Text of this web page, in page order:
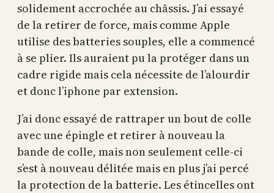
solidement accrochée au châssis. J’ai essayé
de la retirer de force, mais comme Apple
utilise des batteries souples, elle a commencé
à se plier. Ils auraient pu la protéger dans un
cadre rigide mais cela nécessite de l’alourdir
et donc l’iphone par extension.
J’ai donc essayé de rattraper un bout de colle
avec une épingle et retirer à nouveau la
bande de colle, mais non seulement celle-ci
s’est à nouveau délitée mais en plus j’ai percé
la protection de la batterie. Les étincelles ont